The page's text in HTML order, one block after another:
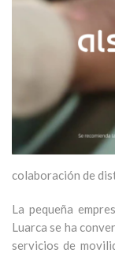
colaboración de
La pequeña
Luarca se ha
servicios de